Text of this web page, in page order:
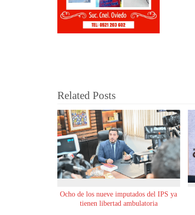
Related Posts
Ocho de los nueve imputados del IPS ya
tienen libertad ambulatoria